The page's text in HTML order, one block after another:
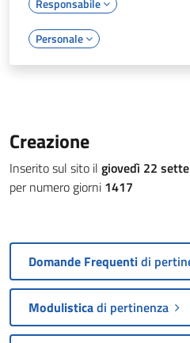
Responsabile
Personale
Creazione
Inserito sul sito il giovedì 22
per numero giorni 1417
Domande Frequentidi
Modulisticadi pertinenza